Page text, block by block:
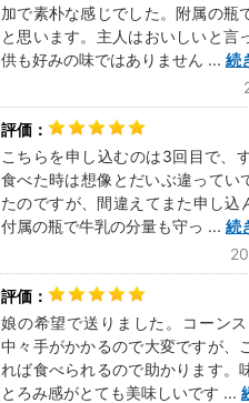
加で素朴な感じでした。附属の瓶
と思います。主人はおいしいと言
供も好みの味ではありません ... 続
こちらを申し込むのは3回目で、
食べた時は想像とだいぶ違って
たのですが、間違えてまた申し込
付属の瓶で牛乳の分量も守っ ... 続
娘の希望で送りました。コーン
中々手がかかるので大変ですが、
れば食べられるので助かります。
とろみ感がとても美味しいです ...